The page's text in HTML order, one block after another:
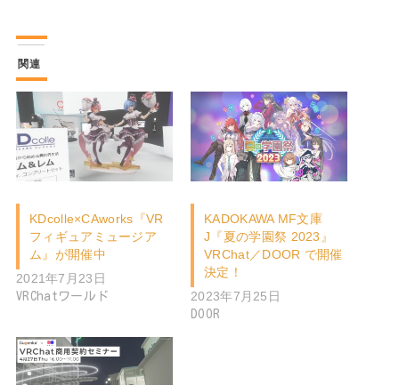
関連
KDcolle×CAworks『VR
フィギュアミュージア
ム』が開催中
2021年7月23日
VRChatワールド
KADOKAWA MF文庫
J『夏の学園祭 2023』
VRChat／DOOR で開催
決定！
2023年7月25日
DOOR